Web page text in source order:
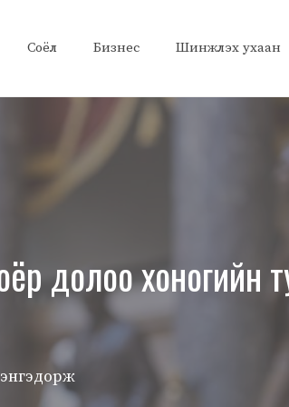
Соёл Бизнес Шинжлэх ухаан
долоо